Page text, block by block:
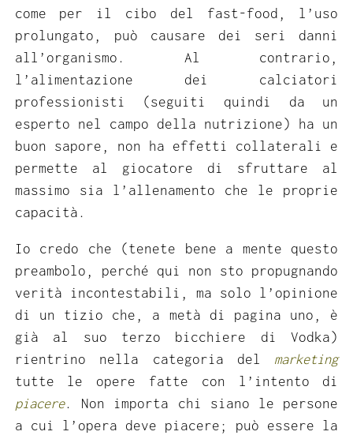
come per il cibo del fast-food, l’uso
prolungato, può causare dei seri danni
all’organismo. Al contrario,
l’alimentazione dei calciatori
professionisti (seguiti quindi da un
esperto nel campo della nutrizione) ha un
buon sapore, non ha effetti collaterali e
permette al giocatore di sfruttare al
massimo sia l’allenamento che le proprie
capacità.
Io credo che (tenete bene a mente questo
preambolo, perché qui non sto propugnando
verità incontestabili, ma solo l’opinione
di un tizio che, a metà di pagina uno, è
già al suo terzo bicchiere di Vodka)
rientrino nella categoria del marketing
tutte le opere fatte con l’intento di
piacere. Non importa chi siano le persone
a cui l’opera deve piacere; può essere la